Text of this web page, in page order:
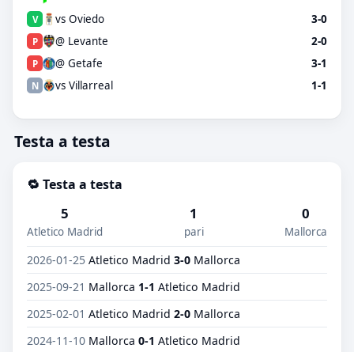
V vs Oviedo 3-0
P @ Levante 2-0
P @ Getafe 3-1
N vs Villarreal 1-1
Testa a testa
🔁 Testa a testa
5
Atletico Madrid
1
pari
0
Mallorca
2026-01-25 Atletico Madrid 3-0 Mallorca
2025-09-21 Mallorca 1-1 Atletico Madrid
2025-02-01 Atletico Madrid 2-0 Mallorca
2024-11-10 Mallorca 0-1 Atletico Madrid